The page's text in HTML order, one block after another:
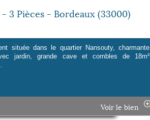
- 3 Pièces - Bordeaux (33000)
située dans le quartier Nansouty, charmante
jardin, grande cave et combles de 18m²
Voir le bien